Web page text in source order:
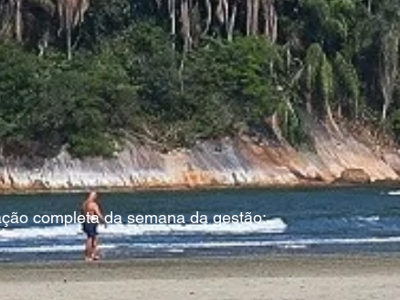
completa da semana da gestão: